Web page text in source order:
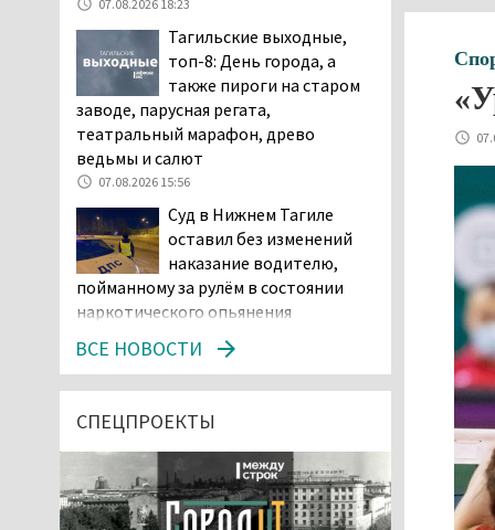
07.08.2026 18:23
Тагильские выходные,
топ-8: День города, а
также пироги на старом
заводе, парусная регата,
театральный марафон, древо
ведьмы и салют
07.08.2026 15:56
Суд в Нижнем Тагиле
оставил без изменений
наказание водителю,
пойманному за рулём в состоянии
наркотического опьянения
ДТП под Екатеринбургом
Тагильские спасатели
проникли в квартиру
через балкон, чтобы
ВСЕ НОВОСТИ
СПЕЦПРОЕКТЫ